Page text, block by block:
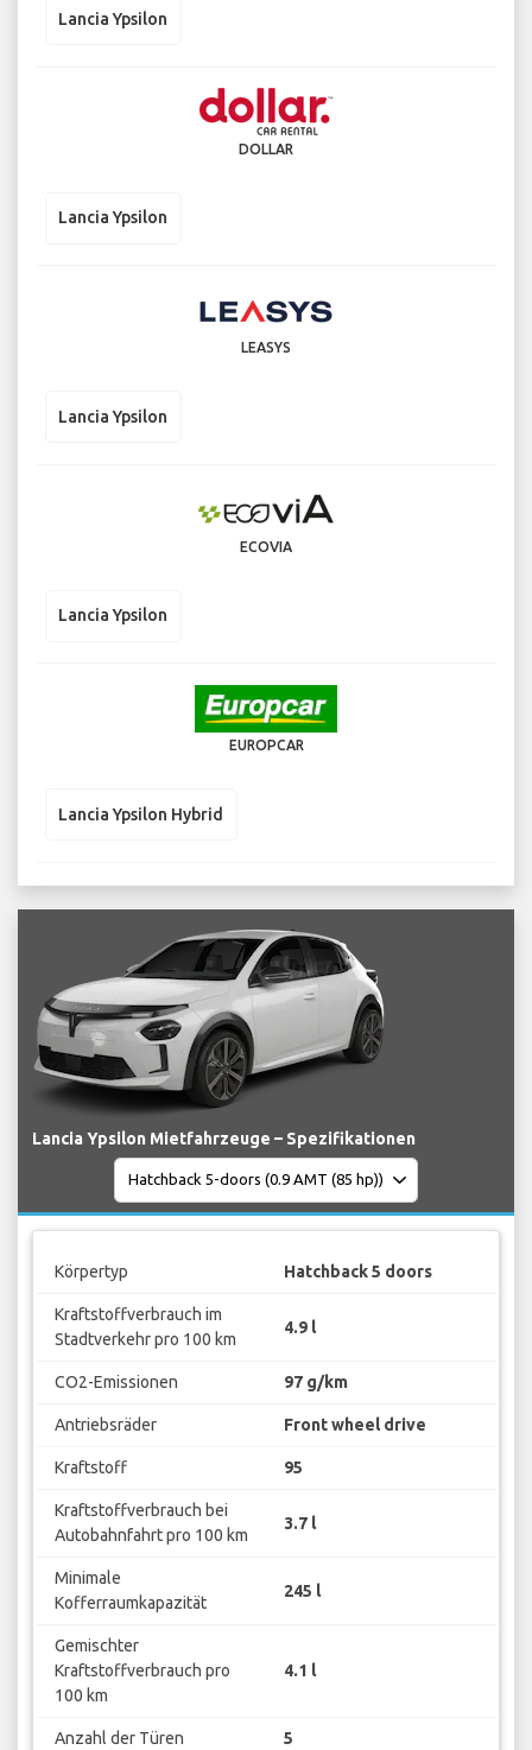
Lancia Ypsilon
DOLLAR
Lancia Ypsilon
LEASYS
Lancia Ypsilon
ECOVIA
Lancia Ypsilon
EUROPCAR
Lancia Ypsilon Hybrid
Lancia Ypsilon Mietfahrzeuge – Spezifikationen
Körpertyp Hatchback 5 doors
Kraftstoffverbrauch im
Stadtverkehr pro 100 km
4.9 l
CO2-Emissionen 97 g/km
Antriebsräder Front wheel drive
Kraftstoff 95
Kraftstoffverbrauch bei
Autobahnfahrt pro 100 km
3.7 l
Minimale
Kofferraumkapazität
245 l
Gemischter
Kraftstoffverbrauch pro
100 km
4.1 l
Anzahl der Türen 5